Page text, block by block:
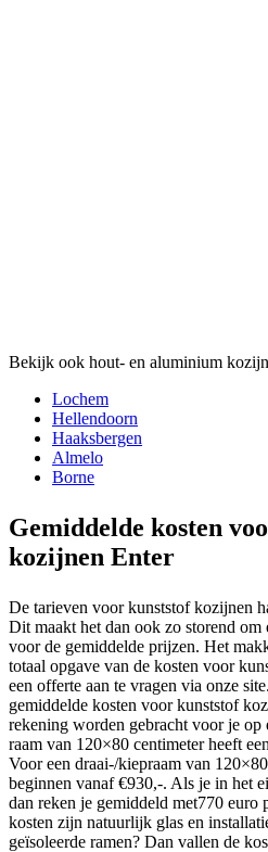
Bekijk ook hout- en aluminium
Lochem
Hellendoorn
Haaksbergen
Almelo
Borne
Gemiddelde kosten
kozijnen Enter
De tarieven voor kunststof kozijnen
Dit maakt het dan ook zo storend om
voor de gemiddelde prijzen. Het
totaal opgave van de kosten voor
een offerte aan te vragen via onze
gemiddelde kosten voor kunststof
rekening worden gebracht voor je op
raam van 120×80 centimeter heeft
Voor een draai-/kiepraam van
beginnen vanaf €930,-. Als je in het
dan reken je gemiddeld met770 euro
kosten zijn natuurlijk glas en
geïsoleerde ramen? Dan vallen de